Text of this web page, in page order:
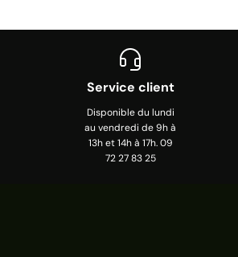
Service client
Disponible du lundi
au vendredi de 9h à
13h et 14h à 17h. 09
72 27 83 25